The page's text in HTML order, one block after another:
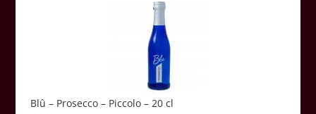
Blû – Prosecco – Piccolo – 20 cl